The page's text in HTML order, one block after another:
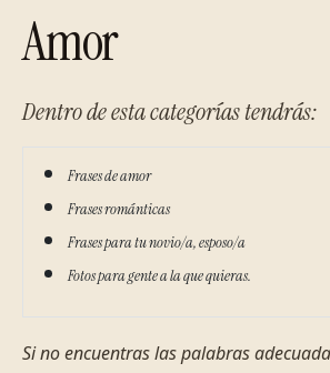
Amor
Dentro de esta categorías tendrás:
Frases de amor
Frases románticas
Frases para tu novio/a, esposo/a
Fotos para gente a la que quieras.
Si no encuentras las palabras